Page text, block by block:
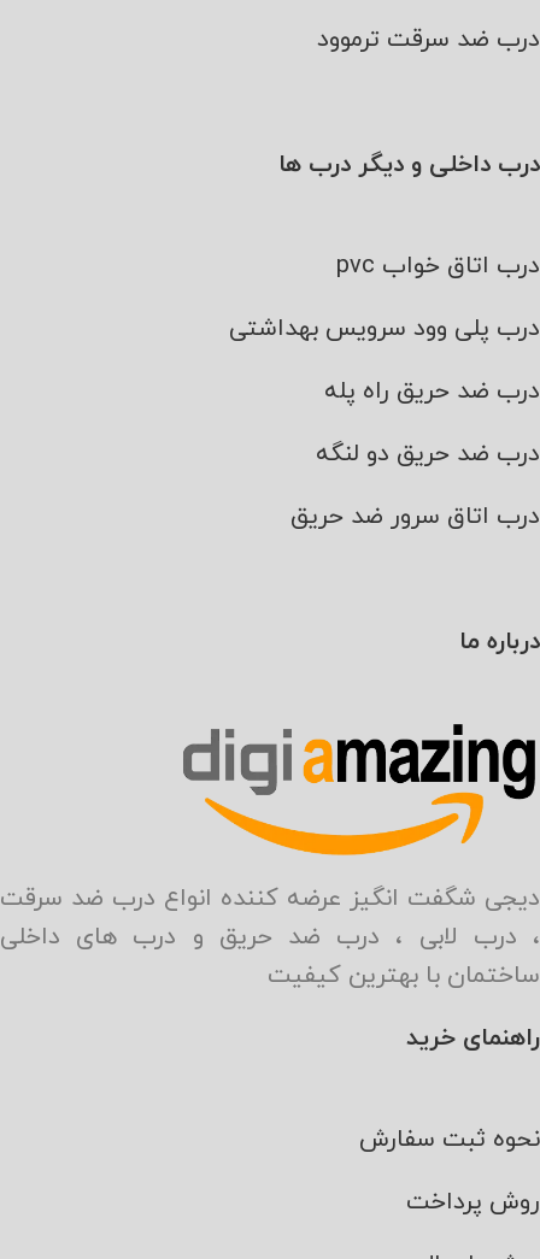
درب ضد سرقت ترموود
درب داخلی و دیگر درب ها
درب اتاق خواب pvc
درب پلی وود سرویس بهداشتی
درب ضد حریق راه پله
درب ضد حریق دو لنگه
درب اتاق سرور ضد حریق
درباره ما
دیجی شگفت انگیز عرضه کننده انواع درب ضد سرقت
، درب لابی ، درب ضد حریق و درب های داخلی
ساختمان با بهترین کیفیت
راهنمای خرید
نحوه ثبت سفارش
روش پرداخت